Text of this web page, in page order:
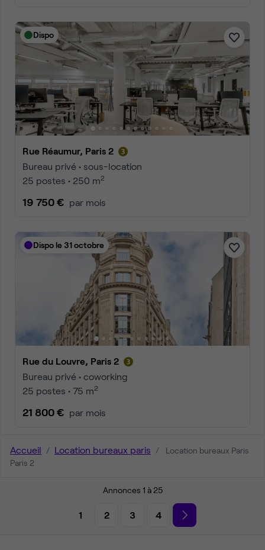
Dispo
Rue Réaumur, Paris 2
Bureau privé • sous-location
25 postes • 250 m2
19 750 € par mois
Dispo le 31 octobre
Rue du Louvre, Paris 2
Bureau privé • coworking
25 postes • 75 m2
21 800 € par mois
Accueil Location bureaux paris
Location bureaux Paris
Paris 2
Annonces 1 à 25
1 2 3 4